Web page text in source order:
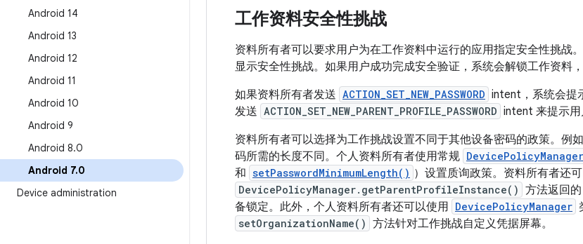
Android 14
Android 13
Android 12
Android 11
Android 10
Android 9
Android 8.0
Android 7.0
Device administration
工作资料安全性挑战
资料所有者可以要求用户为在工作资料中运行的应用指定安全性挑战
显示安全性挑战。如果用户成功完成安全验证，系统会解锁工作资料
如果资料所有者发送 ACTION_SET_NEW_PASSWORD intent，系统会提
发送 ACTION_SET_NEW_PARENT_PROFILE_PASSWORD intent 来提示用
资料所有者可以选择为工作挑战设置不同于其他设备密码的政策。例
码所需的长度不同。个人资料所有者使用常规 DevicePolicyManager
和 setPasswordMinimumLength() ）设置质询政策。资料所有者还
DevicePolicyManager.getParentProfileInstance() 方法返回的
备锁定。此外，个人资料所有者还可以使用 DevicePolicyManager
setOrganizationName() 方法针对工作挑战自定义凭据屏幕。